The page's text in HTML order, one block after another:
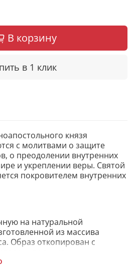
В корзину
в 1 клик
князя
с молитвами о защите
о преодолении внутренних
и укреплении веры. Святой
покровителем внутренних
на натуральной
из массива
Образ откопирован с
церкви.